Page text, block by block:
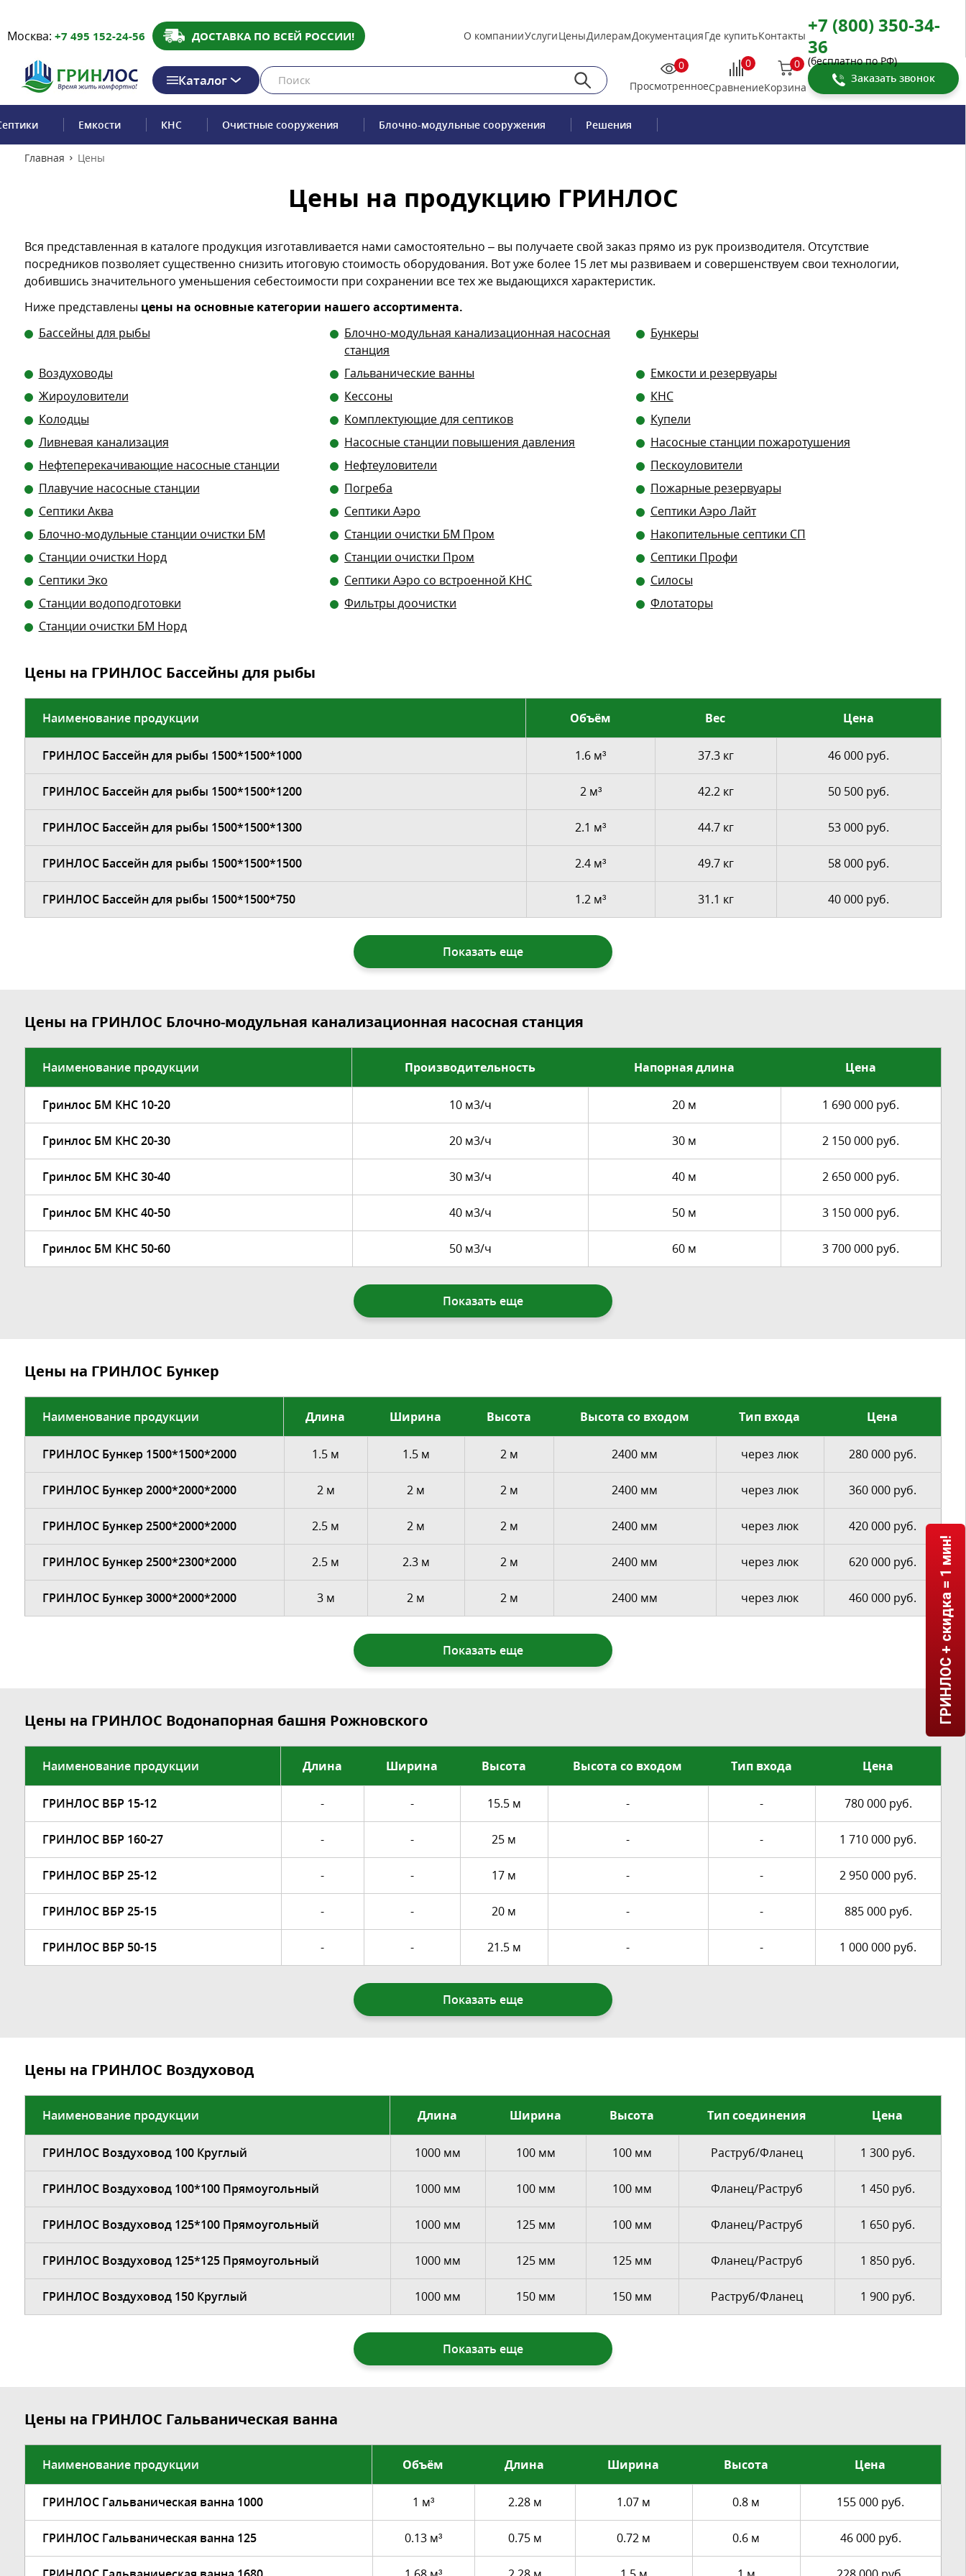
Москва: +7 495 152-24-56 ДОСТАВКА ПО ВСЕЙ РОССИИ! О компанииУслугиЦеныДилерамДокументацияГде купитьКонтакты +7 (800) 350-34-
36
(бесплатно по РФ)
Каталог
0
Просмотренное
0
Сравнение
0
Корзина
Заказать звонок
Емкости КНС Очистные сооружения Блочно-модульные сооружения Решения
Главная Цены
Цены на продукцию ГРИНЛОС
Вся представленная в каталоге продукция изготавливается нами самостоятельно – вы получаете свой заказ прямо из рук производителя. Отсутствие
посредников позволяет существенно снизить итоговую стоимость оборудования. Вот уже более 15 лет мы развиваем и совершенствуем свои технологии,
добившись значительного уменьшения себестоимости при сохранении все тех же выдающихся характеристик.
Ниже представлены цены на основные категории нашего ассортимента.
Бассейны для рыбы
Блочно-модульная канализационная насосная
станция
Бункеры
Воздуховоды Гальванические ванны
Емкости и резервуары
Жироуловители
Кессоны
КНС
Колодцы
Комплектующие для септиков
Купели
Ливневая канализация
Насосные станции повышения давления
Насосные станции пожаротушения
Нефтеперекачивающие насосные станции
Нефтеуловители
Пескоуловители
Плавучие насосные станции
Погреба
Пожарные резервуары
Септики Аква
Септики Аэро
Септики Аэро Лайт
Блочно-модульные станции очистки БМ
Станции очистки БМ Пром
Накопительные септики СП
Станции очистки Норд
Станции очистки Пром
Септики Профи
Септики Эко
Септики Аэро со встроенной КНС
Силосы
Станции водоподготовки
Фильтры доочистки
Флотаторы
Станции очистки БМ Норд
Цены на ГРИНЛОС Бассейны для рыбы
Наименование продукции Объём Вес Цена
ГРИНЛОС Бассейн для рыбы 1500*1500*1000 1.6 м³ 37.3 кг 46 000 руб.
ГРИНЛОС Бассейн для рыбы 1500*1500*1200 2 м³ 42.2 кг 50 500 руб.
ГРИНЛОС Бассейн для рыбы 1500*1500*1300 2.1 м³ 44.7 кг 53 000 руб.
ГРИНЛОС Бассейн для рыбы 1500*1500*1500 2.4 м³ 49.7 кг 58 000 руб.
ГРИНЛОС Бассейн для рыбы 1500*1500*750 1.2 м³ 31.1 кг 40 000 руб.
Показать еще
Цены на ГРИНЛОС Блочно-модульная канализационная насосная станция
Наименование продукции Производительность Напорная длина Цена
Гринлос БМ КНС 10-20 10 м3/ч 20 м 1 690 000 руб.
Гринлос БМ КНС 20-30 20 м3/ч 30 м 2 150 000 руб.
Гринлос БМ КНС 30-40 30 м3/ч 40 м 2 650 000 руб.
Гринлос БМ КНС 40-50 40 м3/ч 50 м 3 150 000 руб.
Гринлос БМ КНС 50-60 50 м3/ч 60 м 3 700 000 руб.
Показать еще
Цены на ГРИНЛОС Бункер
Наименование продукции Длина Ширина Высота Высота со входом Тип входа Цена
ГРИНЛОС Бункер 1500*1500*2000 1.5 м 1.5 м 2 м 2400 мм через люк 280 000 руб.
ГРИНЛОС Бункер 2000*2000*2000 2 м 2 м 2 м 2400 мм через люк 360 000 руб.
ГРИНЛОС Бункер 2500*2000*2000 2.5 м 2 м 2 м 2400 мм через люк 420 000 руб.
ГРИНЛОС Бункер 2500*2300*2000 2.5 м 2.3 м 2 м 2400 мм через люк 620 000 руб.
ГРИНЛОС Бункер 3000*2000*2000 3 м 2 м 2 м 2400 мм через люк 460 000 руб.
Показать еще
Цены на ГРИНЛОС Водонапорная башня Рожновского
Наименование продукции Длина Ширина Высота Высота со входом Тип входа Цена
ГРИНЛОС ВБР 15-12 - - 15.5 м - - 780 000 руб.
ГРИНЛОС ВБР 160-27 - - 25 м - - 1 710 000 руб.
ГРИНЛОС ВБР 25-12 - - 17 м - - 2 950 000 руб.
ГРИНЛОС ВБР 25-15 - - 20 м - - 885 000 руб.
ГРИНЛОС ВБР 50-15 - - 21.5 м - - 1 000 000 руб.
Показать еще
Цены на ГРИНЛОС Воздуховод
Наименование продукции Длина Ширина Высота Тип соединения Цена
ГРИНЛОС Воздуховод 100 Круглый 1000 мм 100 мм 100 мм Раструб/Фланец 1 300 руб.
ГРИНЛОС Воздуховод 100*100 Прямоугольный 1000 мм 100 мм 100 мм Фланец/Раструб 1 450 руб.
ГРИНЛОС Воздуховод 125*100 Прямоугольный 1000 мм 125 мм 100 мм Фланец/Раструб 1 650 руб.
ГРИНЛОС Воздуховод 125*125 Прямоугольный 1000 мм 125 мм 125 мм Фланец/Раструб 1 850 руб.
ГРИНЛОС Воздуховод 150 Круглый 1000 мм 150 мм 150 мм Раструб/Фланец 1 900 руб.
Показать еще
Цены на ГРИНЛОС Гальваническая ванна
Наименование продукции Объём Длина Ширина Высота Цена
ГРИНЛОС Гальваническая ванна 1000 1 м³ 2.28 м 1.07 м 0.8 м 155 000 руб.
ГРИНЛОС Гальваническая ванна 125 0.13 м³ 0.75 м 0.72 м 0.6 м 46 000 руб.
ГРИНЛОС + скидка = 1 мин!